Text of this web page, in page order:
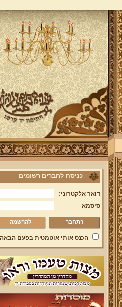
כניסה לחברים רשומים
דואר אלקטרוני:
סיסמא:
להרשמה
הכנס אותי אוטמטית בפעם הבאה